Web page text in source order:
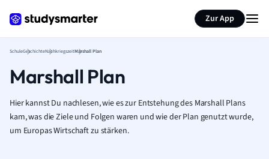
Zur App
SchuleGeschichteNachkriegszeitMarshall Plan
Marshall Plan
Hier kannst Du nachlesen, wie es zur Entstehung des Marshall Plans
kam, was die Ziele und Folgen waren und wie der Plan genutzt wurde,
um Europas Wirtschaft zu stärken.
Seite zusammenfassen